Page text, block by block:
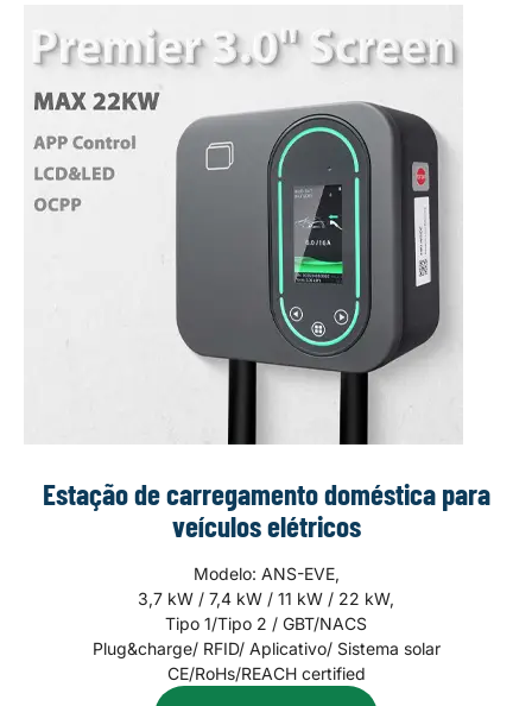
Estação de carregamento doméstica para
veículos elétricos
Modelo: ANS-EVE,
3,7 kW / 7,4 kW / 11 kW / 22 kW,
Tipo 1/Tipo 2 / GBT/NACS
Plug&charge/ RFID/ Aplicativo/ Sistema solar
CE/RoHs/REACH certified